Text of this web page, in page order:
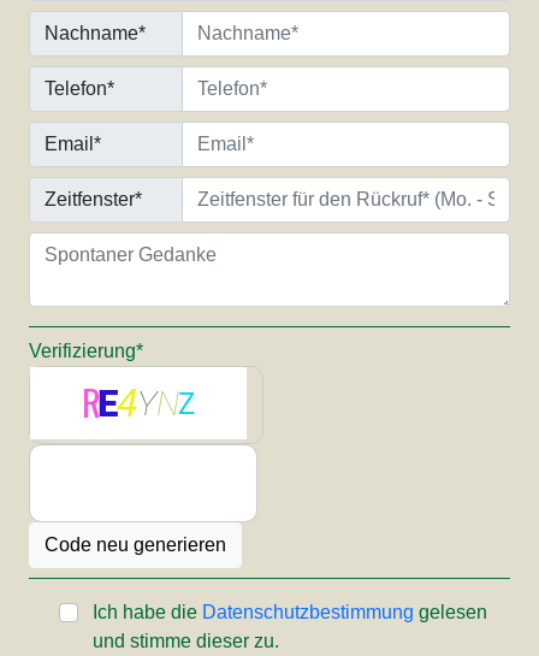
Nachname*
Telefon*
Email*
Zeitfenster*
Verifizierung*
Ich habe die Datenschutzbestimmung gelesen
und stimme dieser zu.